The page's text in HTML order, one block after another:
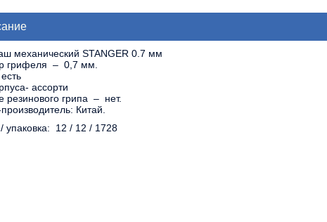
механический STANGER 0.7 мм
грифеля – 0,7 мм.
ассорти
резинового грипа – нет.
Китай.
упаковка: 12 / 12 / 1728